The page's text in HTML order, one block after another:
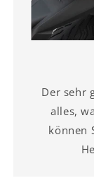
Der sehr
alles,
können